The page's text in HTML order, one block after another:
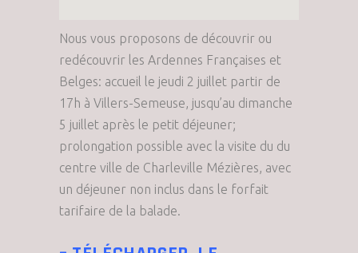
Nous vous proposons de découvrir ou
redécouvrir les Ardennes Françaises et
Belges: accueil le jeudi 2 juillet partir de
17h à Villers-Semeuse, jusqu’au dimanche
5 juillet après le petit déjeuner;
prolongation possible avec la visite du du
centre ville de Charleville Mézières, avec
un déjeuner non inclus dans le forfait
tarifaire de la balade.